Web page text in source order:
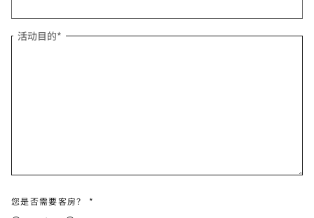
活动目的*
您是否需要客房？ *